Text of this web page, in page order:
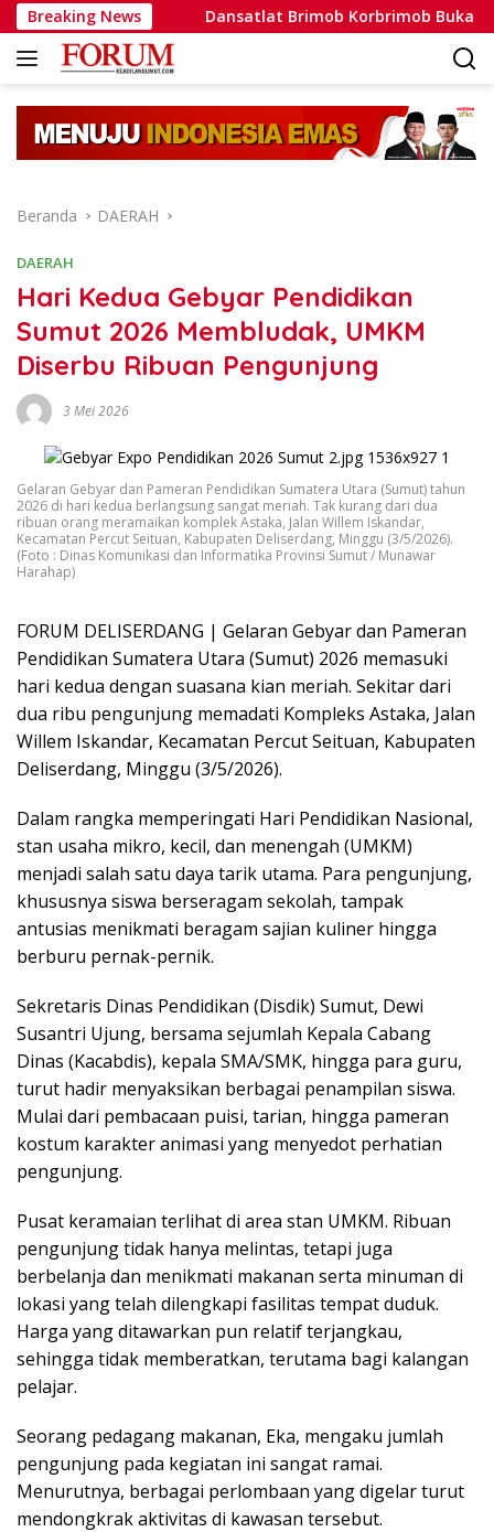
Langsung
ke
konten
Breaking News
Nyata Dansatlat Brimob Korbrimob Buka
Beranda DAERAH
DAERAH
Hari Kedua Gebyar Pendidikan
Sumut 2026 Membludak, UMKM
Diserbu Ribuan Pengunjung
3 Mei 2026
Gelaran Gebyar dan Pameran Pendidikan Sumatera Utara (Sumut) tahun
2026 di hari kedua berlangsung sangat meriah. Tak kurang dari dua
ribuan orang meramaikan komplek Astaka, Jalan Willem Iskandar,
Kecamatan Percut Seituan, Kabupaten Deliserdang, Minggu (3/5/2026).
(Foto : Dinas Komunikasi dan Informatika Provinsi Sumut / Munawar
Harahap)
FORUM DELISERDANG | Gelaran Gebyar dan Pameran
Pendidikan Sumatera Utara (Sumut) 2026 memasuki
hari kedua dengan suasana kian meriah. Sekitar dari
dua ribu pengunjung memadati Kompleks Astaka, Jalan
Willem Iskandar, Kecamatan Percut Seituan, Kabupaten
Deliserdang, Minggu (3/5/2026).
Dalam rangka memperingati Hari Pendidikan Nasional,
stan usaha mikro, kecil, dan menengah (UMKM)
menjadi salah satu daya tarik utama. Para pengunjung,
khususnya siswa berseragam sekolah, tampak
antusias menikmati beragam sajian kuliner hingga
berburu pernak-pernik.
Sekretaris Dinas Pendidikan (Disdik) Sumut, Dewi
Susantri Ujung, bersama sejumlah Kepala Cabang
Dinas (Kacabdis), kepala SMA/SMK, hingga para guru,
turut hadir menyaksikan berbagai penampilan siswa.
Mulai dari pembacaan puisi, tarian, hingga pameran
kostum karakter animasi yang menyedot perhatian
pengunjung.
Pusat keramaian terlihat di area stan UMKM. Ribuan
pengunjung tidak hanya melintas, tetapi juga
berbelanja dan menikmati makanan serta minuman di
lokasi yang telah dilengkapi fasilitas tempat duduk.
Harga yang ditawarkan pun relatif terjangkau,
sehingga tidak memberatkan, terutama bagi kalangan
pelajar.
Seorang pedagang makanan, Eka, mengaku jumlah
pengunjung pada kegiatan ini sangat ramai.
Menurutnya, berbagai perlombaan yang digelar turut
mendongkrak aktivitas di kawasan tersebut.